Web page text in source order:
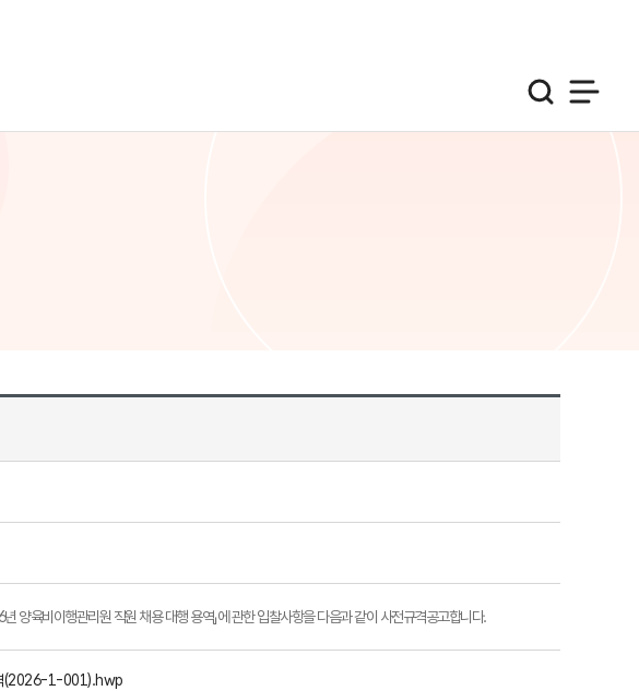
검색
사이트맵
양육비이행관리원 직원 채용 대행 용역」에 관한 입찰사항을 다음과 같이 사전규격공고합니다.
(2026-1-001).hwp